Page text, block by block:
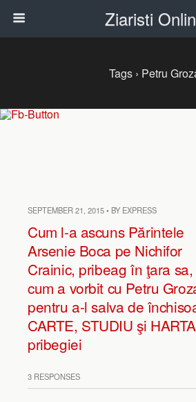
Ziaristi
Tags › Petru
SEPTEMBER 21, 2015 • BY EXPRESS
Cum l-a ascuns Părintele
Arsenie Boca pe Nichifor
Crainic, pribeag în ţara
cum a vorbit cu Petru
pentru a-l salva de
CARTE, STUDIU şi HARTA
pribegiei
3 RESPONSES